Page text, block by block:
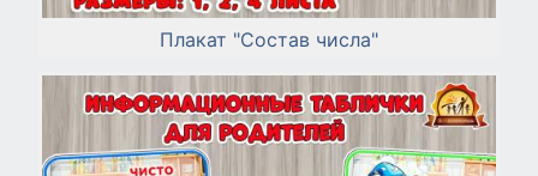
Плакат "Состав числа"